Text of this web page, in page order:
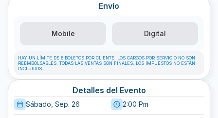
Envío
Mobile Digital
HAY UN LÍMITE DE 6 BOLETOS POR CLIENTE. LOS CARGOS POR SERVICIO NO SON
REEMBOLSABLES. TODAS LAS VENTAS SON FINALES. LOS IMPUESTOS NO ESTÁN
INCLUIDOS.
Detalles del Evento
Sábado, Sep. 26 2:00 Pm